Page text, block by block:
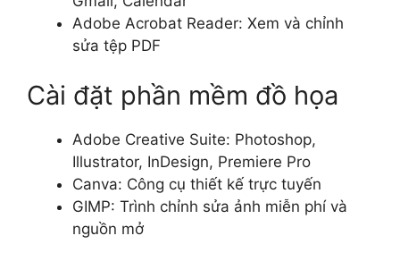
Adobe Acrobat Reader: Xem và chỉnh
sửa tệp PDF
Cài đặt phần mềm đồ họa
Adobe Creative Suite: Photoshop,
Illustrator, InDesign, Premiere Pro
Canva: Công cụ thiết kế trực tuyến
GIMP: Trình chỉnh sửa ảnh miễn phí và
nguồn mở